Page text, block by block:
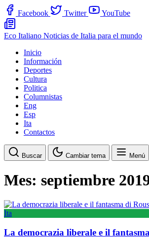
Facebook Twitter YouTube
Eco Italiano Noticias de Italia para el mundo
Inicio
Información
Deportes
Cultura
Politica
Columnistas
Eng
Esp
Ita
Contactos
Buscar Cambiar tema Menú
Mes: septiembre
Ita
La democrazia liberale e il